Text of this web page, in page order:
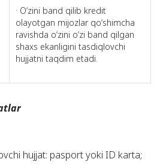
· O‘zini band qilib kredit
olayotgan mijozlar qo‘shimcha
ravishda o‘zini o‘zi band qilgan
shaxs ekanligini tasdiqlovchi
hujjatni taqdim etadi.
hujjat: pasport yoki ID karta;